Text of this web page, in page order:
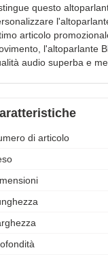
questo
articolo
l'altoparlante
audio superba e
di articolo